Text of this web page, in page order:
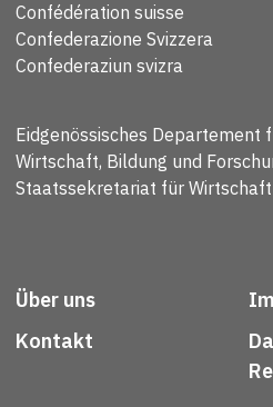
Confédération suisse
Confederazione Svizzera
Confederaziun svizra
Eidgenössisches Departement
Wirtschaft, Bildung und
Staatssekretariat für Wirtschaft
Über uns
Kontakt